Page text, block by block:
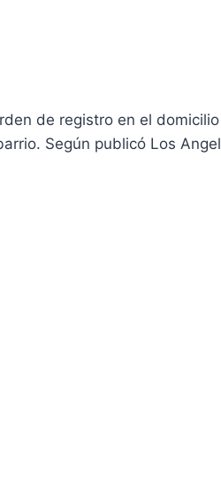
de registro en el
Según publicó Los